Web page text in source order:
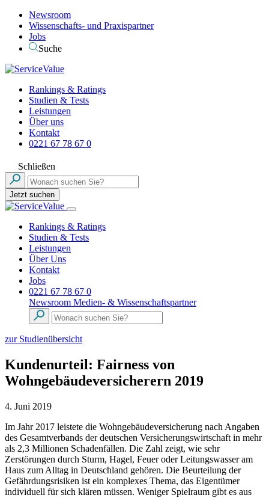
Newsroom
Wissenschafts- und Praxispartner
Jobs
Suche
Rankings & Ratings
Studien & Tests
Leistungen
Über uns
Kontakt
0221 67 78 67 0
Schließen
Jetzt suchen
Rankings & Ratings
Studien & Tests
Leistungen
Über Uns
Kontakt
Jobs
0221 67 78 67 0
Newsroom Medien- & Wissenschaftspartner
zur Studienübersicht
Kundenurteil: Fairness von
Wohngebäudeversicherern 2019
4. Juni 2019
Im Jahr 2017 leistete die Wohngebäudeversicherung nach Angaben
des Gesamtverbands der deutschen Versicherungswirtschaft in mehr
als 2,3 Millionen Schadenfällen. Die Zahl zeigt, wie sehr
Zerstörungen durch Sturm, Hagel, Feuer oder Leitungswasser am
Haus zum Alltag in Deutschland gehören. Die Beurteilung der
Gefährdungsrisiken ist ein komplexes Thema, das Eigentümer
individuell für sich klären müssen. Weniger Spielraum gibt es aus